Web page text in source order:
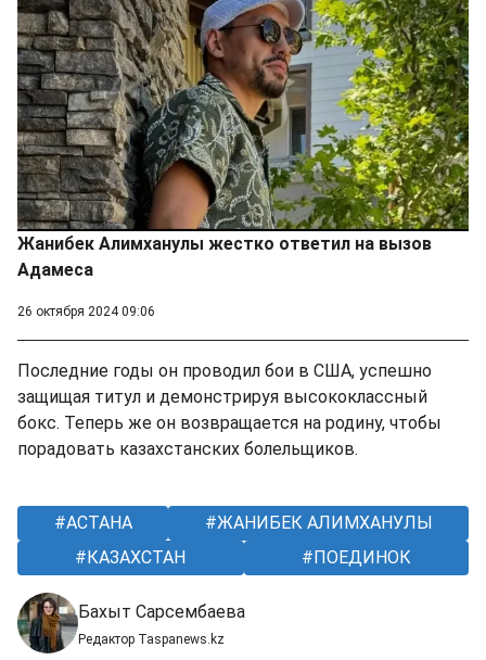
Жанибек Алимханулы жестко ответил на вызов
Адамеса
26 октября 2024 09:06
Последние годы он проводил бои в США, успешно
защищая титул и демонстрируя высококлассный
бокс. Теперь же он возвращается на родину, чтобы
порадовать казахстанских болельщиков.
АСТАНА
ЖАНИБЕК АЛИМХАНУЛЫ
КАЗАХСТАН
ПОЕДИНОК
Бахыт Сарсембаева
Редактор Taspanews.kz